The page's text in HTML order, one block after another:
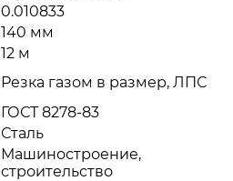
0.010833
140 мм
12 м
Резка газом в размер, ЛПС
ГОСТ 8278-83
Сталь
Машиностроение,
строительство